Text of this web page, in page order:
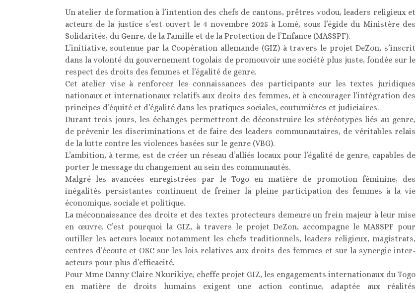
Un atelier de formation à l’intention des chefs de cantons, prêtres vodou, leaders religieux et
acteurs de la justice s’est ouvert le 4 novembre 2025 à Lomé, sous l’égide du Ministère des
Solidarités, du Genre, de la Famille et de la Protection de l’Enfance (MASSPF).
L’initiative, soutenue par la Coopération allemande (GIZ) à travers le projet DeZon, s’inscrit
dans la volonté du gouvernement togolais de promouvoir une société plus juste, fondée sur le
respect des droits des femmes et l’égalité de genre.
Cet atelier vise à renforcer les connaissances des participants sur les textes juridiques
nationaux et internationaux relatifs aux droits des femmes, et à encourager l’intégration des
principes d’équité et d’égalité dans les pratiques sociales, coutumières et judiciaires.
Durant trois jours, les échanges permettront de déconstruire les stéréotypes liés au genre,
de prévenir les discriminations et de faire des leaders communautaires, de véritables relais
de la lutte contre les violences basées sur le genre (VBG).
L’ambition, à terme, est de créer un réseau d’alliés locaux pour l’égalité de genre, capables de
porter le message du changement au sein des communautés.
Malgré les avancées enregistrées par le Togo en matière de promotion féminine, des
inégalités persistantes continuent de freiner la pleine participation des femmes à la vie
économique, sociale et politique.
La méconnaissance des droits et des textes protecteurs demeure un frein majeur à leur mise
en œuvre. C’est pourquoi la GIZ, à travers le projet DeZon, accompagne le MASSPF pour
outiller les acteurs locaux notamment les chefs traditionnels, leaders religieux, magistrats,
centres d’écoute et OSC sur les lois relatives aux droits des femmes et sur la synergie inter-
acteurs pour plus d’efficacité.
Pour Mme Danny Claire Nkurikiye, cheffe projet GIZ, les engagements internationaux du Togo
en matière de droits humains exigent une action continue, adaptée aux réalités